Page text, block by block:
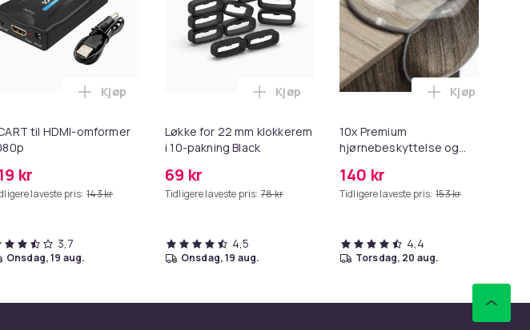
- QC35/QC25/QC15/AE2 - Grå i handlekurven
til SD/TF Kortleser - 2-i-1 Minnekortadapter til iPhone/iPad i handlekurven
til HDMI-omformer
kr
laveste pris: 143 kr
Legg SCART til HDMI-omformer 1080p i handlekurven
Kjøp
3,7
onsdag, 19 aug.
Løkke for 22 mm klokkerem
i 10-pakning Black
69 kr
Tidligere laveste pris: 78 kr
Legg Løkke for 22 mm klokkerem i 10-
Kjøp
4,5
onsdag, 19 aug.
10x Premium
hjørnebeskyttelse og
140 kr
Tidligere laveste pris: 153 kr
Legg 10x
Kjøp
4,4
torsdag, 20 aug.